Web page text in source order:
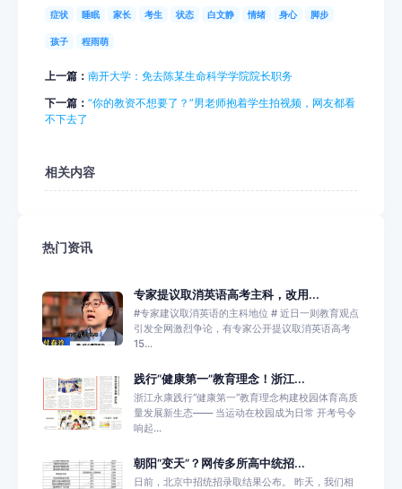
症状 睡眠 家长 考生 状态 白文静 情绪 身心 脚步
孩子 程雨萌
上一篇： 南开大学：免去陈某生命科学学院院长职务
下一篇： “你的教资不想要了？”男老师抱着学生拍视频，网友都看
不下去了
相关内容
热门资讯
专家提议取消英语高考主科，改用...
#专家建议取消英语的主科地位 # 近日一则教育观点
引发全网激烈争论，有专家公开提议取消英语高考
15...
践行“健康第一”教育理念！浙江...
浙江永康践行“健康第一”教育理念构建校园体育高质
量发展新生态—— 当运动在校园成为日常 开考号令
响起...
朝阳“变天”？网传多所高中统招...
日前，北京中招统招录取结果公布。 昨天，我们相